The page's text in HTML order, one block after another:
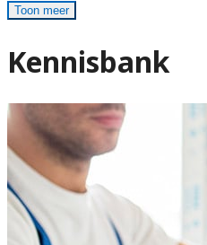
Toon meer
Kennisbank